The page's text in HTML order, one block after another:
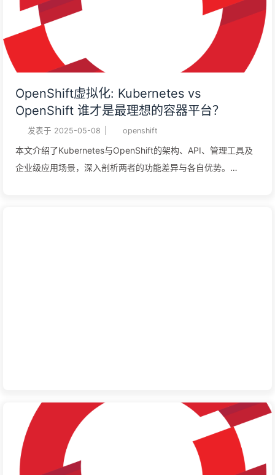
OpenShift虚拟化: Kubernetes vs
OpenShift 谁才是最理想的容器平台？
发表于 2025-05-08 openshift
本文介绍了Kubernetes与OpenShift的架构、API、管理工具及
企业级应用场景，深入剖析两者的功能差异与各自优势。